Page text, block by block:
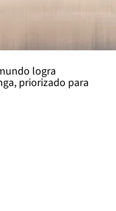
logra
priorizado para